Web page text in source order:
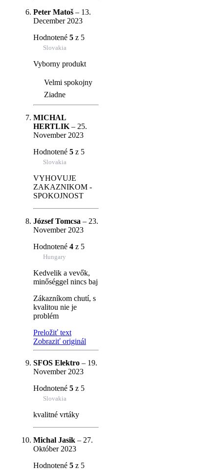
Peter Matoš – 13.
December 2023
Hodnotené 5 z 5
Slovakia
Vyborny produkt
Velmi spokojny
Ziadne
MICHAL
HERTLIK – 25.
November 2023
Hodnotené 5 z 5
Slovakia
VYHOVUJE
ZAKAZNIKOM -
SPOKOJNOST
József Tomcsa – 23.
November 2023
Hodnotené 4 z 5
Hungary
Kedvelik a vevők,
minőséggel nincs baj
Zákazníkom chutí, s
kvalitou nie je
problém
Preložiť text
Zobraziť originál
SFOS Elektro – 19.
November 2023
Hodnotené 5 z 5
Slovakia
kvalitné vrtáky
Michal Jasik – 27.
Október 2023
Hodnotené 5 z 5